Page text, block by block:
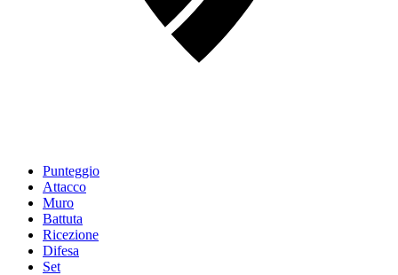
Punteggio
Attacco
Muro
Battuta
Ricezione
Difesa
Set